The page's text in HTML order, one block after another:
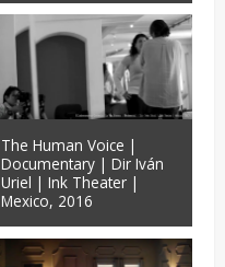
The Human Voice |
Documentary | Dir Iván
Uriel | Ink Theater |
Mexico, 2016